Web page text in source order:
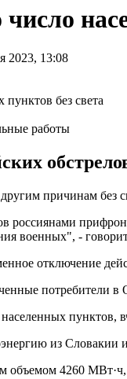
2023, 13:08
работы
причинам без
россиянами
военных", -
отключение
потребители
населенных
из
объемом 4260